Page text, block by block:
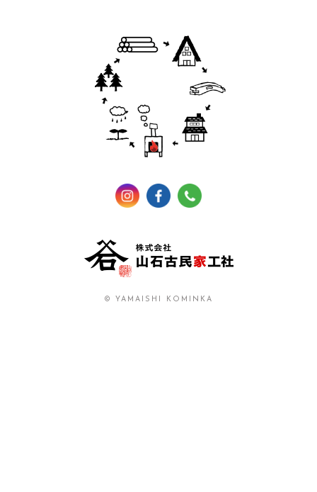
© YAMAISHI KOMINKA